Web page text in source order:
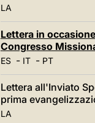
LA
Lettera in
Congresso
ES- IT- PT
Lettera all'Inviato
prima
LA